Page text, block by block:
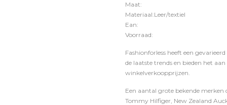
Maat:
Materiaal:Leer/textiel
Ean:
Voorraad:
Fashionforless heeft een
de laatste trends en bieden het
winkelverkoopprijzen.
Een aantal grote bekende merken
Tommy Hilfiger, New Zealand